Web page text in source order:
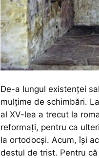
De-a lungul existenței
mulțime de schimbări.
al XV-lea a trecut la
reformați, pentru ca
la ortodocși. Acum, își
destul de trist. Pentru